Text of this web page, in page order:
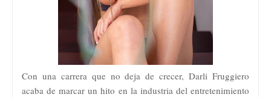
Con una carrera que no deja de crecer, Darli Fruggiero
acaba de marcar un hito en la industria del entretenimiento